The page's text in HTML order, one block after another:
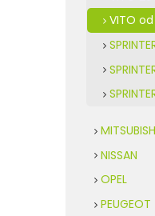
VITO
NISSAN
OPEL
PEUGEOT